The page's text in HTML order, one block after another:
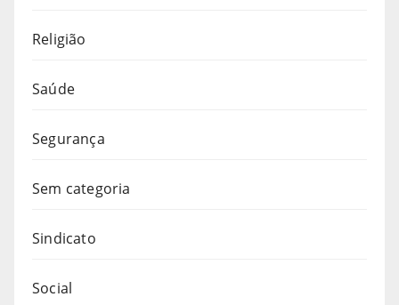
Religião
Saúde
Segurança
Sem categoria
Sindicato
Social